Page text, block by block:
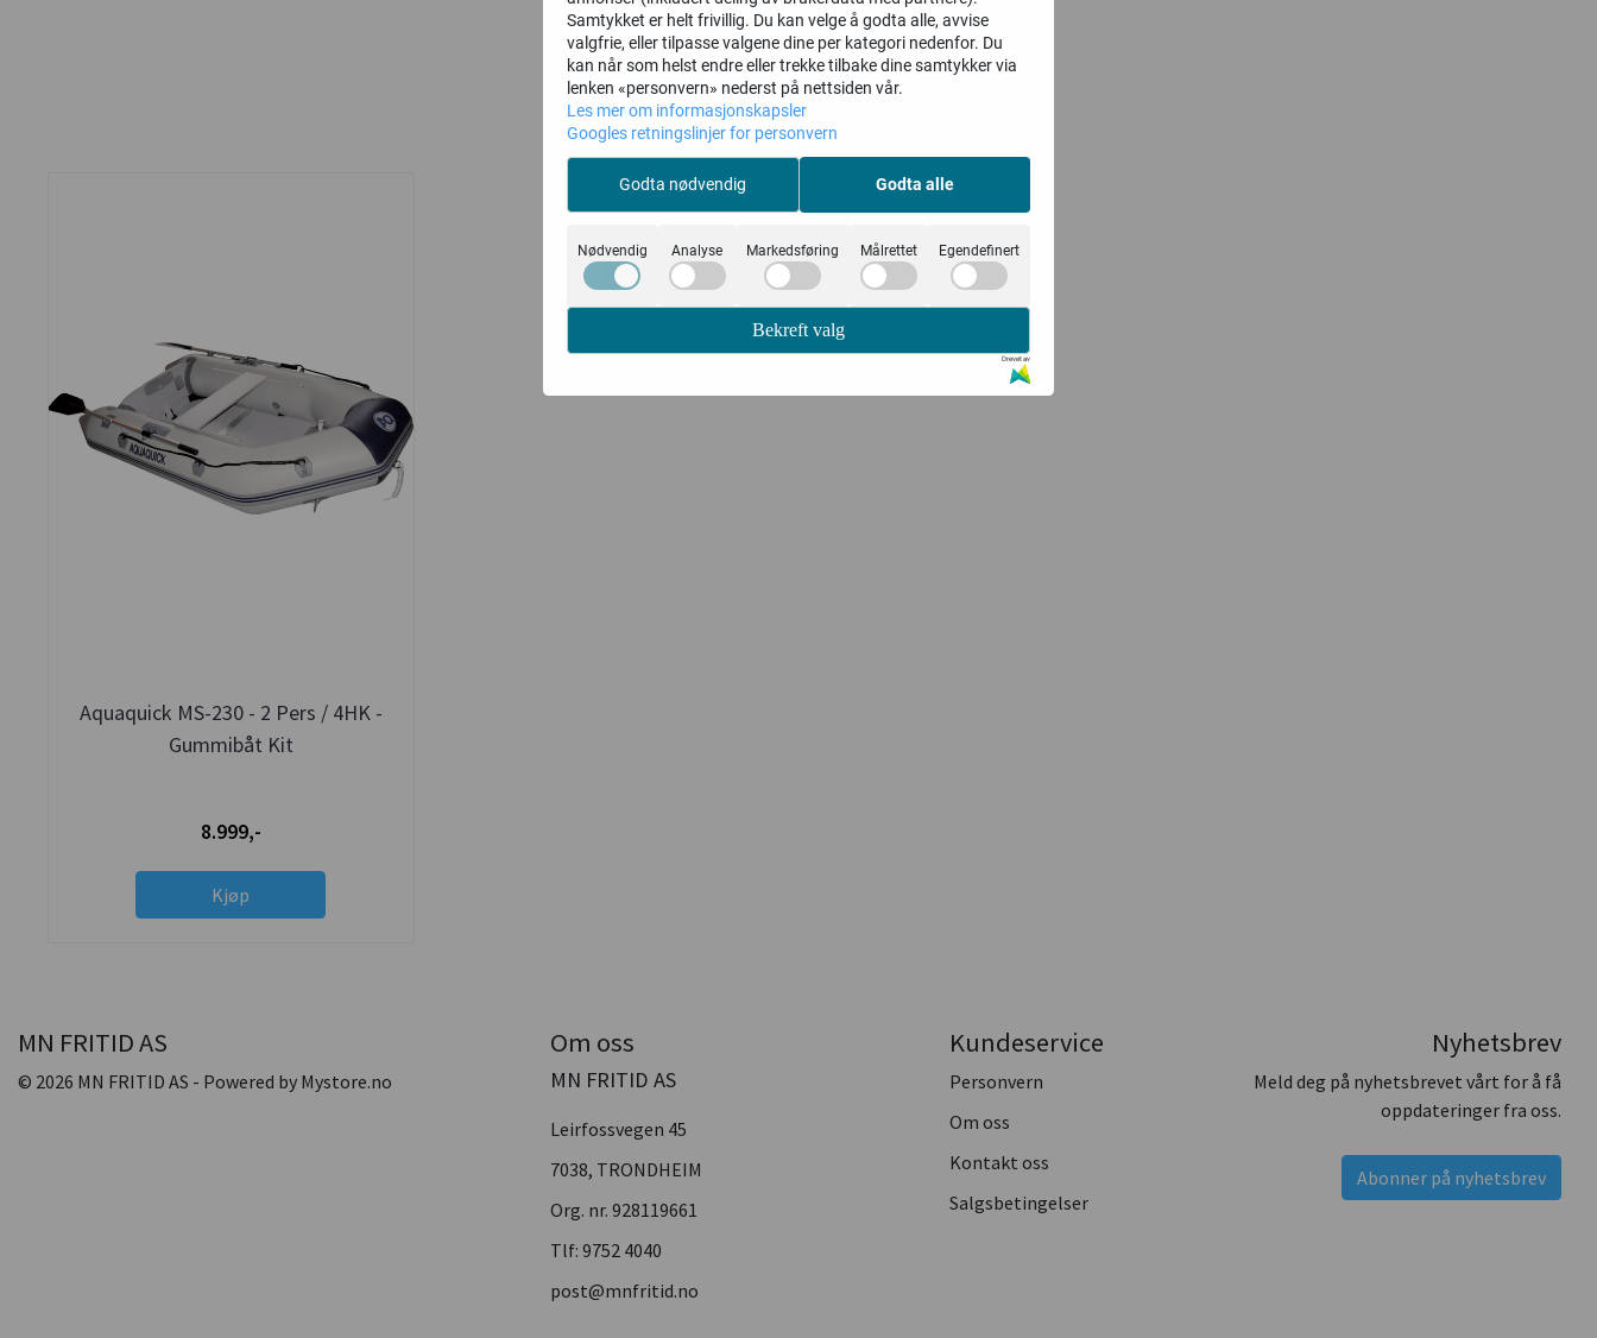
Relaterte produkter
Aquaquick MS-230 - 2 Pers / 4HK -
Gummibåt Kit
8.999,-
Kjøp
Samtykket er helt frivillig. Du kan velge å godta alle, avvise
valgfrie, eller tilpasse valgene dine per kategori nedenfor. Du
kan når som helst endre eller trekke tilbake dine samtykker via
lenken «personvern» nederst på nettsiden vår.
Les mer om informasjonskapsler
Googles retningslinjer for personvern
Godta nødvendig Godta alle
Nødvendig Analyse Markedsføring Målrettet Egendefinert
Bekreft valg
Drevet av
MN FRITID AS
© 2026 MN FRITID AS - Powered by Mystore.no
Om oss
MN FRITID AS
Leirfossvegen 45
7038, TRONDHEIM
Org. nr. 928119661
Tlf: 9752 4040
post@mnfritid.no
Kundeservice
Personvern
Om oss
Kontakt oss
Salgsbetingelser
Nyhetsbrev
Meld deg på nyhetsbrevet vårt for å få
oppdateringer fra oss.
Abonner på nyhetsbrev